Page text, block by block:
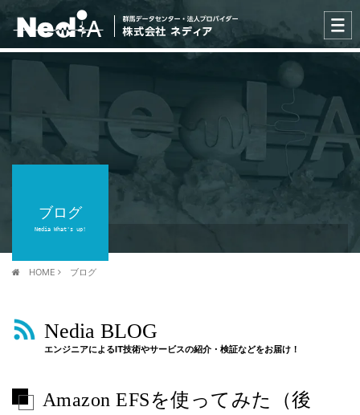
ブログ
Nedia What's up!
HOME ブログ
Nedia BLOG
エンジニアによるIT技術やサービスの紹介・検証などをお届け！
Amazon EFSを使ってみた（後